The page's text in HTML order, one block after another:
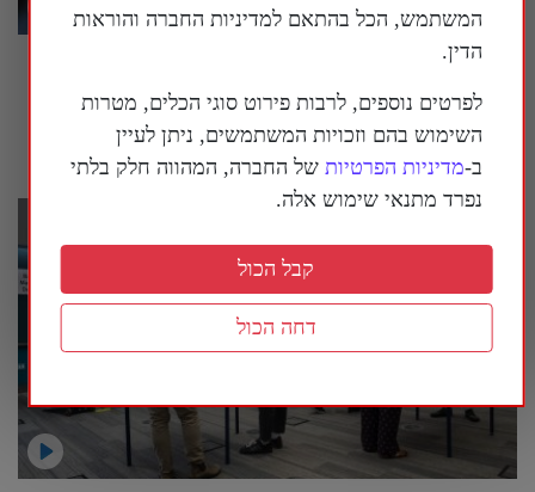
ישיבה סוערת בסנאט האמריקני בנושא הטיפול
בקורונה, ד"ר פאוצ'י טען לזכות השתיקה
המשתמש, הכל בהתאם למדיניות החברה והוראות
הדין.
לפרטים נוספים, לרבות פירוט סוגי הכלים, מטרות
השימוש בהם וזכויות המשתמשים, ניתן לעיין
ב-מדיניות הפרטיות של החברה, המהווה חלק בלתי
נפרד מתנאי שימוש אלה.
דחה הכול
קבל הכול